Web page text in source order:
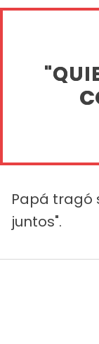
Papá tragó
juntos".